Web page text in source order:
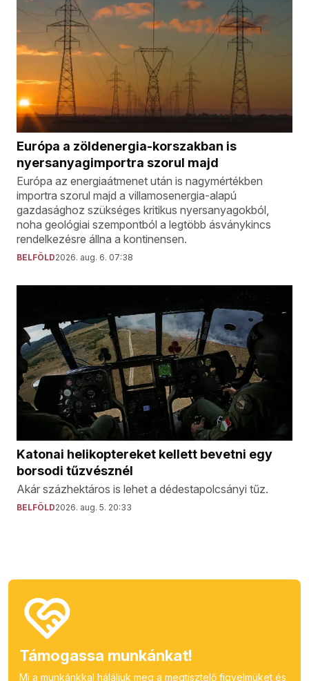
Európa a zöldenergia-korszakban is
nyersanyagimportra szorul majd
Európa az energiaátmenet után is nagymértékben
importra szorul majd a villamosenergia-alapú
gazdasághoz szükséges kritikus nyersanyagokból,
noha geológiai szempontból a legtöbb ásványkincs
rendelkezésre állna a kontinensen.
BELFÖLD2026. aug. 6. 07:38
Katonai helikoptereket kellett bevetni egy
borsodi tűzvésznél
Akár százhektáros is lehet a dédestapolcsányi tűz.
BELFÖLD2026. aug. 5. 20:33
Támogassa munkánkat!
Mi a munkánkkal háláljuk meg a megtisztelő figyelmüket és